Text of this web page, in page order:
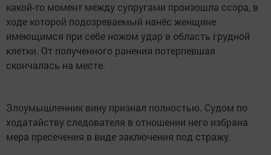
какой-то момент между супругами произошла ссора, в
ходе которой подозреваемый нанёс женщине
имеющимся при себе ножом удар в область грудной
клетки. От полученного ранения потерпевшая
скончалась на месте.
Злоумышленник вину признал полностью. Судом по
ходатайству следователя в отношении него избрана
мера пресечения в виде заключения под стражу.